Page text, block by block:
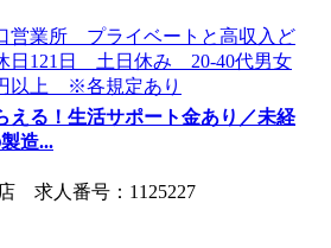
える！生活サポート金あり／未経
造...
求人番号：1125227